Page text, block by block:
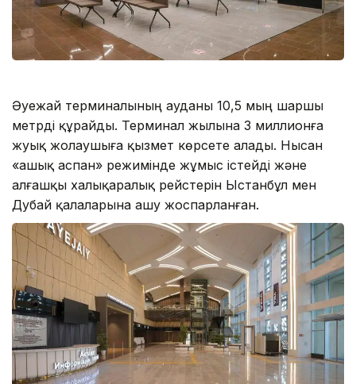
Әуежай терминалының ауданы 10,5 мың шаршы
метрді құрайды. Терминал жылына 3 миллионға
жуық жолаушыға қызмет көрсете алады. Нысан
«ашық аспан» режимінде жұмыс істейді және
алғашқы халықаралық рейстерін Ыстанбұл мен
Дубай қалаларына ашу жоспарланған.